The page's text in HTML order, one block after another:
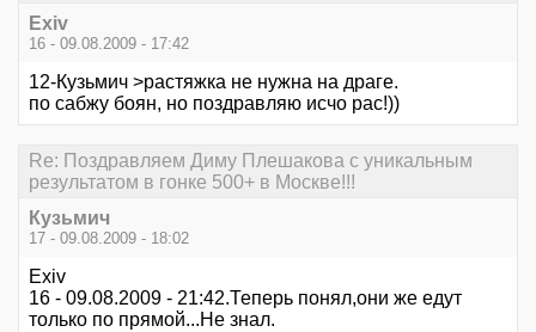
Exiv
16 - 09.08.2009 - 17:42
12-Кузьмич >растяжка не нужна на драге.
по сабжу боян, но поздравляю исчо рас!))
Re: Поздравляем Диму Плешакова с уникальным
результатом в гонке 500+ в Москве!!!
Кузьмич
17 - 09.08.2009 - 18:02
Exiv
16 - 09.08.2009 - 21:42.Теперь понял,они же едут
только по прямой...Не знал.